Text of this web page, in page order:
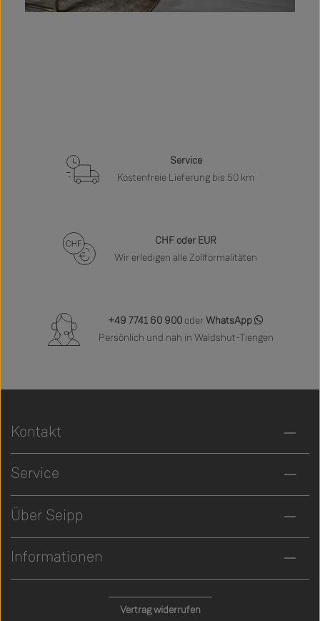
Service
Kostenfreie Lieferung bis 50 km
CHF oder EUR
Wir erledigen alle Zollformalitäten
+49 7741 60 900 oder WhatsApp
Persönlich und nah in Waldshut-Tiengen
Kontakt
Service
Über Seipp
Informationen
Vertrag widerrufen